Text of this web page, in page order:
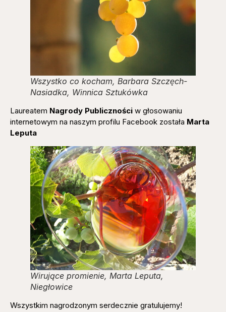
Wszystko co kocham, Barbara Szczęch-
Nasiadka, Winnica Sztukówka
Laureatem Nagrody Publiczności w głosowaniu
internetowym na naszym profilu Facebook została Marta
Leputa
Wirujące promienie, Marta Leputa,
Niegłowice
Wszystkim nagrodzonym serdecznie gratulujemy!